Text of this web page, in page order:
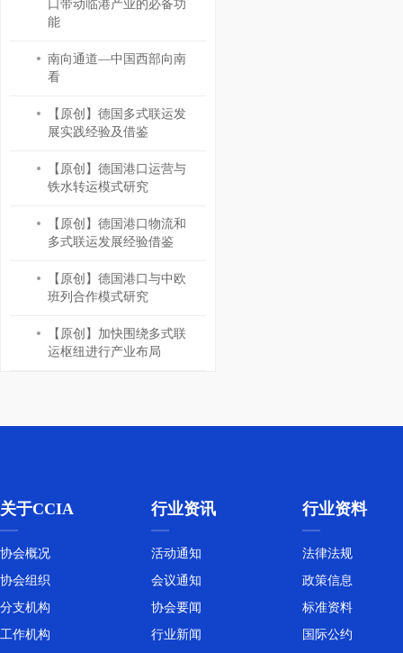
口带动临港产业的必备功
能
南向通道—中国西部向南
看
【原创】德国多式联运发
展实践经验及借鉴
【原创】德国港口运营与
铁水转运模式研究
【原创】德国港口物流和
多式联运发展经验借鉴
【原创】德国港口与中欧
班列合作模式研究
【原创】加快围绕多式联
运枢纽进行产业布局
关于CCIA
协会概况
协会组织
分支机构
工作机构
行业资讯
活动通知
会议通知
协会要闻
行业新闻
行业资料
法律法规
政策信息
标准资料
国际公约